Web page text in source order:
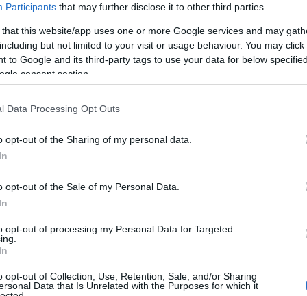
Participants that may further disclose it to other third parties.
that this website/app uses one or more Google services and may
but not limited to your visit or usage behaviour. You may
to Google and its third-party tags to use your data for below
consent section.
Data Processing Opt Outs
opt-out of the Sharing of my personal data.
opt-out of the Sale of my Personal Data.
opt-out of processing my Personal Data for Targeted
opt-out of Collection, Use, Retention, Sale, and/or Sharing
Data that Is Unrelated with the Purposes for which it
Németország a helyi zsidó közösség
több zsidó úgy gondolja, semmi
ideje szembenézni az igazsággal: nincs hely a
biztonságos hely, még Németországban
antiszemitizmus